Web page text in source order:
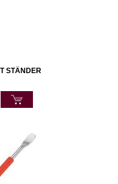
STÄNDER